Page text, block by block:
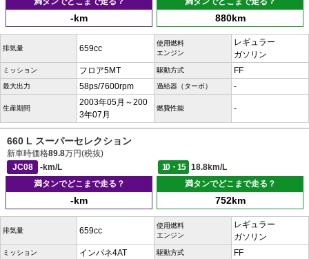
-km 880km
排気量 659cc
使用燃料
エンジン
レギュラー
ガソリン
ミッション フロア5MT 駆動方式 FF
最大出力 58ps/7600rpm 過給器（ターボ） -
生産期間
2003年05月～200
3年07月
燃費性能 -
660 L スーパーセレクション
新車時価格89.8万円(税抜)
JC08
-km/L 10・15
18.8km/L
満タンでどこまで走る？
-km
満タンでどこまで走る？
752km
排気量 659cc
使用燃料
エンジン
レギュラー
ガソリン
ミッション インパネ4AT 駆動方式 FF